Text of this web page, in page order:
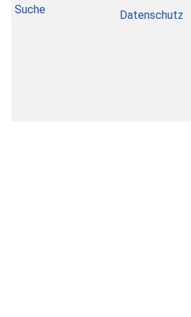
Suche
Datenschutz